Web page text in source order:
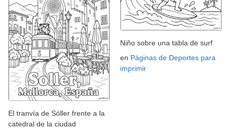
El tranvía de Sóller frente a la
catedral de la ciudad
Niño sobre una tabla de surf
en Páginas de Deportes para
imprimir